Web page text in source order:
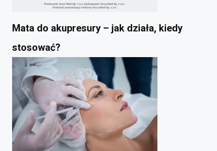
Mata do akupresury – jak działa, kiedy
stosować?